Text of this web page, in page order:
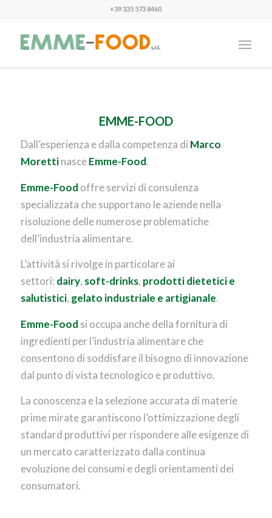
+39 335 573 8460
EMME-FOOD
Dall’esperienza e dalla competenza di Marco
MorettinasceEmme-Food.
Emme-Food offre servizi di consulenza
specializzata che supportano le aziende nella
risoluzione delle numerose problematiche
dell’industria alimentare.
L’attività si rivolge in particolare ai
settori: dairy, soft-drinks, prodotti dietetici e
salutistici, gelato industriale e artigianale.
Emme-Food si occupa anche della fornitura di
ingredienti per l’industria alimentare che
consentono di soddisfare il bisogno di innovazione
dal punto di vista tecnologico e produttivo.
La conoscenza e la selezione accurata di materie
prime mirate garantiscono l’ottimizzazione degli
standard produttivi per rispondere alle esigenze di
un mercato caratterizzato dalla continua
evoluzione dei consumi e degli orientamenti dei
consumatori.